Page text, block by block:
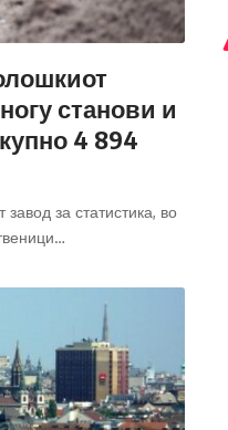
станови и
4 894
за статистика, во
…